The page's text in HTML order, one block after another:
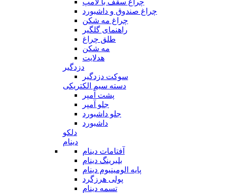
چراغ سقف با لامپ
چراغ صندوق و داشبورد
چراغ مه شکن
راهنمای گلگیر
طلق چراغ
مه شکن
هدلایت
دزدگیر
سوکت دزدگیر
دسته سیم الکتریکی
پشت آمپر
جلو آمپر
جلو داشبورد
داشبورد
دلکو
دینام
آفتامات دینام
بلبرینگ دینام
پایه الومینیوم دینام
پولی هرزگرد
تسمه دینام